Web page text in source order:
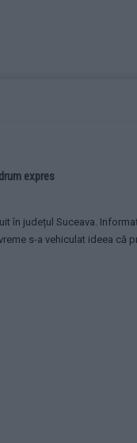
expres
în județul Suceava.
s-a vehiculat ideea că